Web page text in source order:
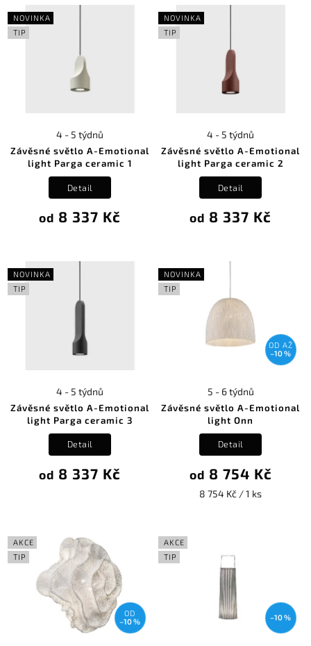
NOVINKA
TIP
Závěsné světlo A-Emotional
light Parga ceramic 1
4 - 5 týdnů
od 8 337 Kč
Detail
NOVINKA
TIP
Závěsné světlo A-Emotional
light Parga ceramic 2
4 - 5 týdnů
od 8 337 Kč
Detail
NOVINKA
TIP
Závěsné světlo A-Emotional
light Parga ceramic 3
4 - 5 týdnů
od 8 337 Kč
Detail
NOVINKA
TIP
OD AŽ
–10 %
Závěsné světlo A-Emotional
light Onn
5 - 6 týdnů
od 8 754 Kč
8 754 Kč / 1 ks
Detail
AKCE
TIP
OD
–10 %
AKCE
TIP
–10 %